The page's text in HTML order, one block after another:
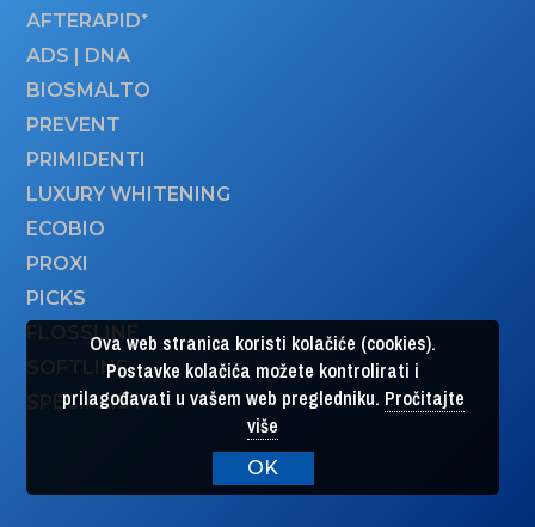
AFTERAPID
ADS | DNA
BIOSMALTO
PREVENT
PRIMIDENTI
LUXURY WHITENING
ECOBIO
PROXI
PICKS
FLOSSLINE
SOFTLINE
SPECIALIST
Ova web stranica koristi kolačiće (cookies).
Postavke kolačića možete kontrolirati i
prilagođavati u vašem web pregledniku. Pročitajte
više
OK